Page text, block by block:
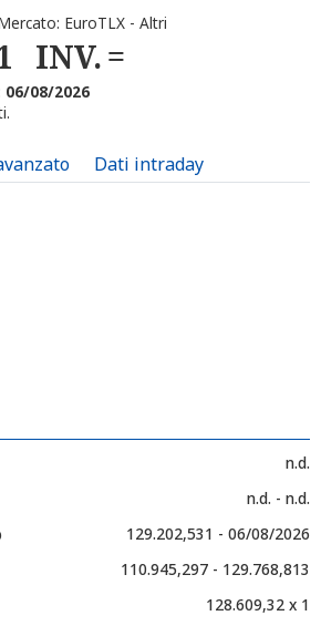
EuroTLX - Altri
INV.
06/08/2026
Dati intraday
n.d.
n.d. - n.d.
129.202,531 - 06/08/2026
110.945,297 - 129.768,813
128.609,32 x 1